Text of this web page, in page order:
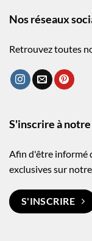
Nos réseaux
Retrouvez toutes
S'inscrire à
Afin d'être informé
exclusives sur
S'INSCRIRE